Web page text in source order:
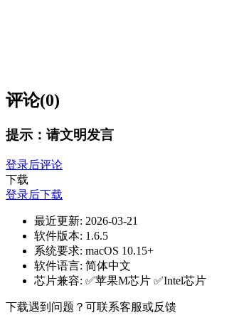
评论(0)
提示：请文明发言
登录后评论
下载
登录后下载
最近更新: 2026-03-21
软件版本: 1.6.5
系统要求: macOS 10.15+
软件语言: 简体中文
芯片兼容: ✅苹果M芯片 ✅Intel芯片
下载遇到问题？可联系客服或反馈